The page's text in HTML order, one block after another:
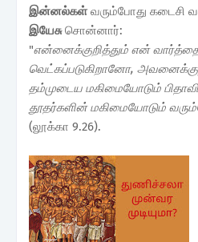
இன்னல்கள்வரும்போது கடைசி
இயேசுசொன்னார்:
"என்னைக்குறித்தும் என்
வெட்கப்படுகிறானோ,
தம்முடைய மகிமையோடும்
தூதர்களின் மகிமையோடும்
(லூக்கா 9.26).